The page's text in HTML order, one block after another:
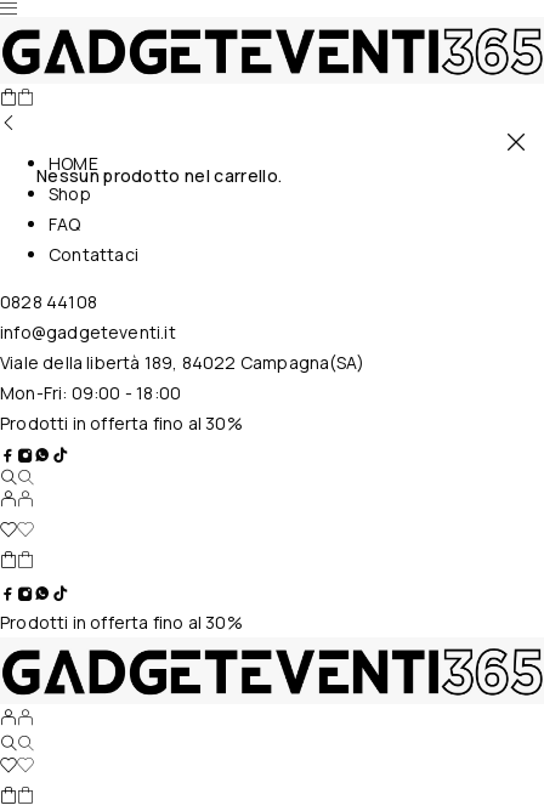
Nessun prodotto nel carrello.
HOME
Shop
FAQ
Contattaci
0828 44108
info@gadgeteventi.it
Viale della libertà 189, 84022 Campagna(SA)
Mon-Fri: 09:00 - 18:00
Prodotti in offerta fino al 30%
Prodotti in offerta fino al 30%